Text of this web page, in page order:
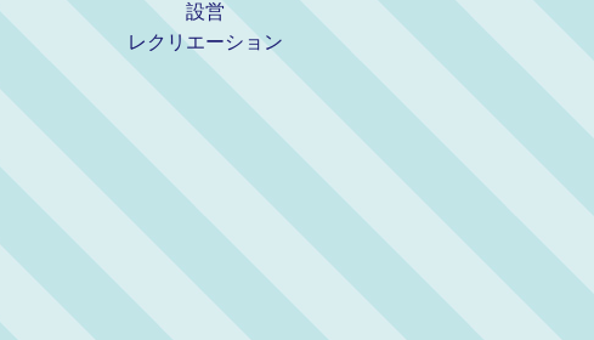
設営
レクリエーション